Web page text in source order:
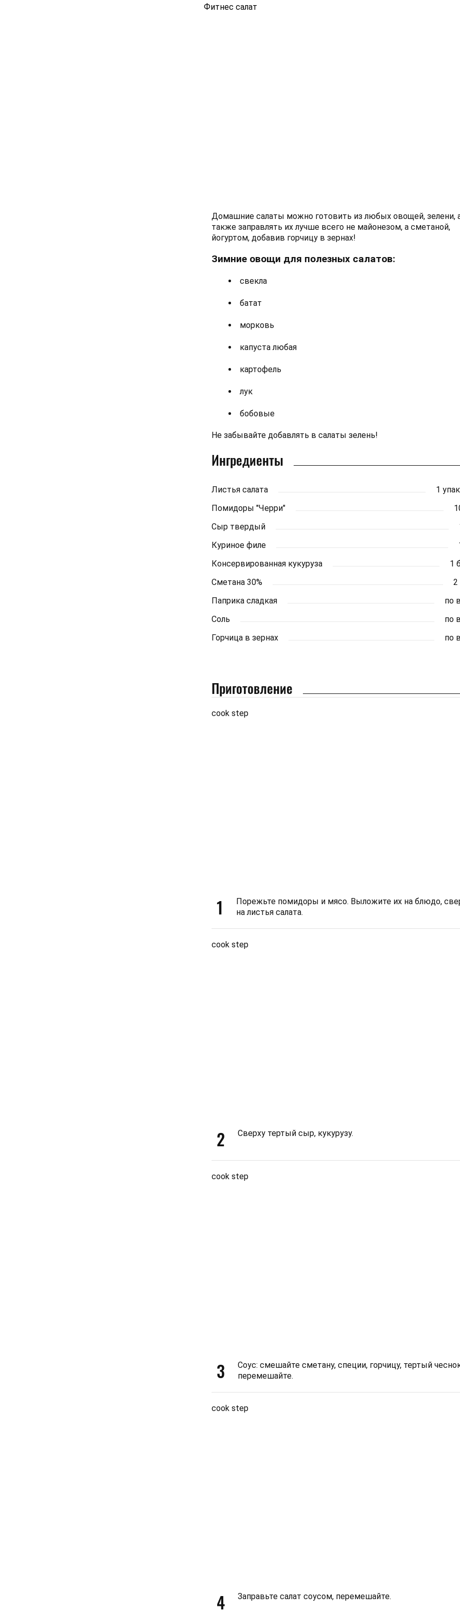
Фитнес салат
Домашние салаты можно готовить из любых овощей, зелени,
также заправлять их лучше всего не майонезом, а сметаной,
йогуртом, добавив горчицу в зернах!
Зимние овощи для полезных салатов:
свекла
батат
морковь
капуста любая
картофель
лук
бобовые
Не забывайте добавлять в салаты зелень!
Ингредиенты
Листья салата
1
Помидоры "Черри"
Сыр твердый
Куриное филе
Консервированная кукуруза
1
Сметана 30%
2
Паприка сладкая
по
Соль
по
Горчица в зернах
по
Приготовление
cook step
1
Порежьте помидоры и мясо. Выложите их на блюдо,
на листья салата.
cook step
2 Сверху тертый сыр, кукурузу.
cook step
3
Соус: смешайте сметану, специи, горчицу, тертый
перемешайте.
cook step
4 Заправьте салат соусом, перемешайте.